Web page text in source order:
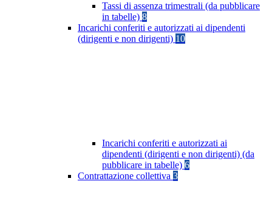
Tassi di assenza trimestrali (da pubblicare
in tabelle) 8
Incarichi conferiti e autorizzati ai dipendenti
(dirigenti e non dirigenti) 10
Incarichi conferiti e autorizzati ai
dipendenti (dirigenti e non dirigenti) (da
pubblicare in tabelle) 6
Contrattazione collettiva 3